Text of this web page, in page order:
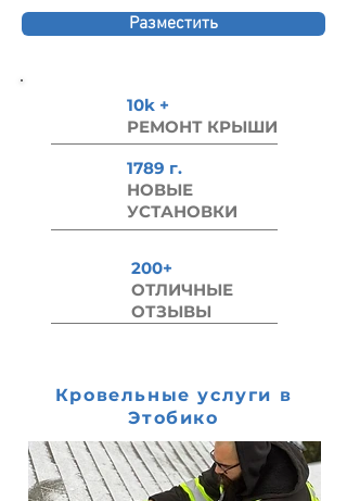
Разместить
10k +
РЕМОНТ КРЫШИ
1789 г.
НОВЫЕ
УСТАНОВКИ
200+
ОТЛИЧНЫЕ
ОТЗЫВЫ
Кровельные услуги в
Этобико